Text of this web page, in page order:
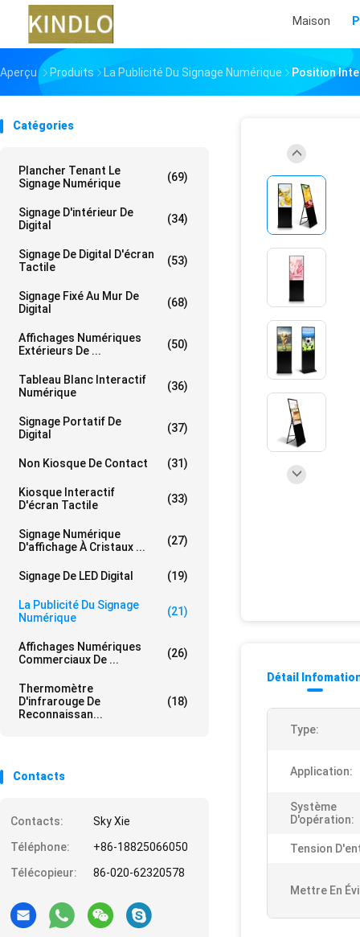
Maison
Aperçu Produits La Publicité Du Signage Numérique Position
Catégories
Plancher Tenant Le
Signage Numérique
(69)
Signage D'intérieur De
Digital
(34)
Signage De Digital D'écran
Tactile
(53)
Signage Fixé Au Mur De
Digital
(68)
Affichages Numériques
Extérieurs De ...
(50)
Tableau Blanc Interactif
Numérique
(36)
Signage Portatif De
Digital
(37)
Non Kiosque De Contact (31)
Kiosque Interactif
D'écran Tactile
(33)
Signage Numérique
D'affichage À Cristaux ...
(27)
Signage De LED Digital (19)
La Publicité Du Signage
Numérique
(21)
Affichages Numériques
Commerciaux De ...
(26)
Thermomètre
D'infrarouge De
Reconnaissan...
(18)
Contacts
Contacts:
Sky Xie
Téléphone:
+86-18825066050
Télécopieur:
86-020-62320578
Détail
Type:
Application:
Système
D'opération:
Tension
Mettre En